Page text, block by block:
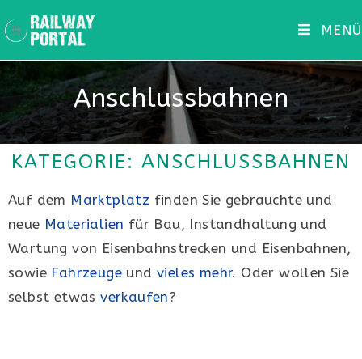
MENÜ
Anschlussbahnen
KATEGORIE: ANSCHLUSSBAHNEN
Auf dem Marktplatz finden Sie gebrauchte und
neue Materialien für Bau, Instandhaltung und
Wartung von Eisenbahnstrecken und Eisenbahnen,
sowie Fahrzeuge undvieles mehr. Oder wollen Sie
selbst etwasverkaufen?